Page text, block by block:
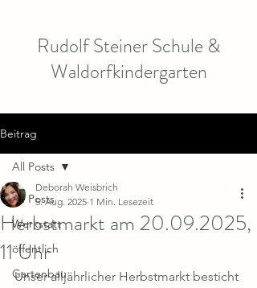
Rudolf Steiner Schule &
Waldorfkindergarten
Beitrag
All Posts
Werkstatt
öffentlich
Gartenbau
All Posts
Herbstmarkt am 20.09.2025,
11 Uhr
Deborah Weisbrich
5. Aug. 2025 1 Min. Lesezeit
Unser alljährlicher Herbstmarkt besticht